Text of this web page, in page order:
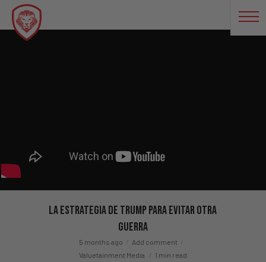
La Estrategia De Trump Para Evitar Otra
Guerra
5 months ago
Add comment
Valuetainment Media
1 min read